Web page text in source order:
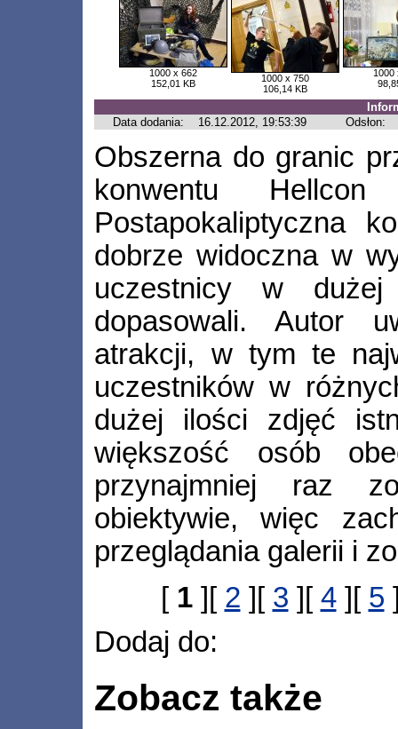
1000 x 662
152,01 KB
1000 x 750
106,14 KB
1000
Data dodania:
16.12.2012, 19:53:39 Odsłon:
Obszerna do granic
konwentu
Postapokaliptyczna
dobrze widoczna w
uczestnicy w
dopasowali. Autor
atrakcji, w tym te
uczestników w
dużej ilości zdjęć
większość osób
przynajmniej raz
obiektywie, więc
przeglądania galerii i
[ 1][ 2 ][ 3 ][ 4][ 5
Dodaj do:
Zobacz także